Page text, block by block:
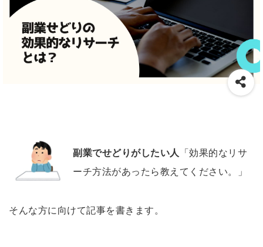
副業でせどりがしたい人
「効果的なリサ
ーチ方法があったら教えてください。」
そんな方に向けて記事を書きます。